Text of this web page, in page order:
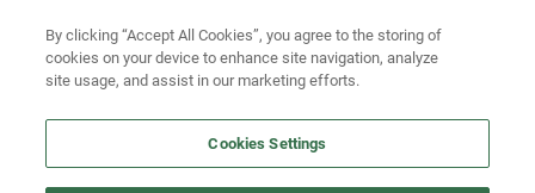
Ubicación
Busca por marca
By clicking “Accept All Cookies”, you agree to the storing of
cookies on your device to enhance site navigation, analyze
site usage, and assist in our marketing efforts.
Cookies Settings